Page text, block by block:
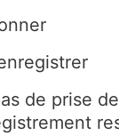
de prise